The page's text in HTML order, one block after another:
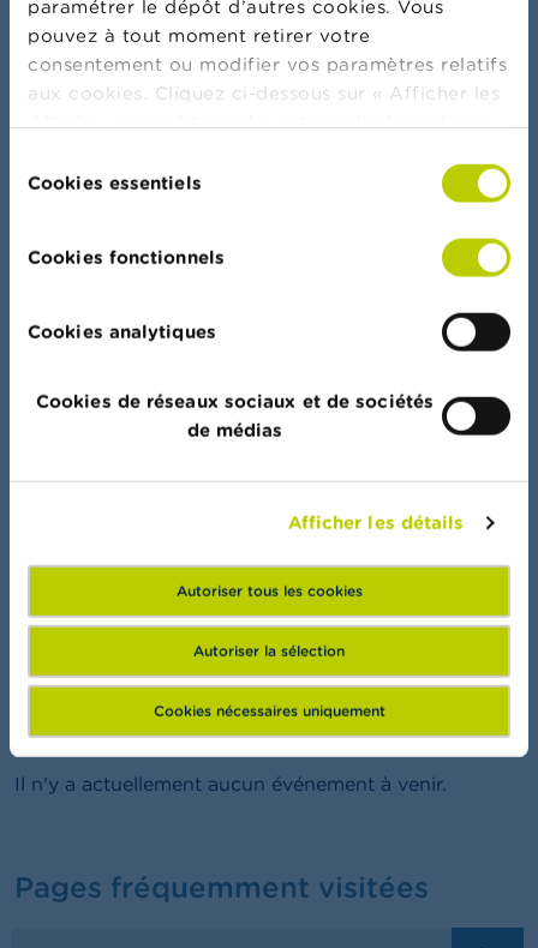
paramétrer le dépôt d’autres cookies. Vous
pouvez à tout moment retirer votre
consentement ou modifier vos paramètres relatifs
aux cookies. Cliquez ci-dessous sur « Afficher les
consultable dans son intégralité
duCookies essentiels
Cookies fonctionnels
Cookies analytiques
Cookies de réseaux sociaux et de sociétés
de médias
Afficher les détails
Autoriser tous les cookies
Autoriser la sélection
Cookies nécessaires uniquement
Plus d'actualités & mises en garde
Accès rapide à l’ensemble des listes, documents
et autres données
FSMA Academy
Programme
Il n'y a actuellement aucun événement à venir.
Pages fréquemment visitées